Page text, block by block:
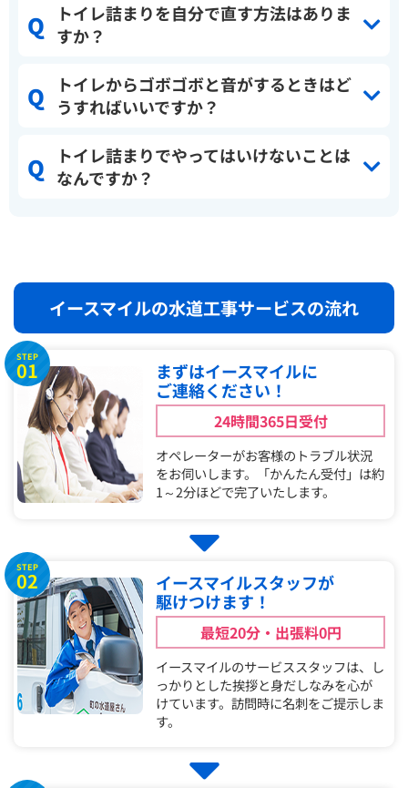
トイレ詰まりを自分で直す方法はありま
すか？
トイレからゴボゴボと音がするときはど
うすればいいですか？
トイレ詰まりでやってはいけないことは
なんですか？
イースマイルの水道工事サービスの流れ
STEP
01
まずはイースマイルに
ご連絡ください！
24時間365日受付
オペレーターがお客様のトラブル状況
をお伺いします。「かんたん受付」は約
1～2分ほどで完了いたします。
STEP
02
イースマイルスタッフが
駆けつけます！
最短20分・出張料0円
イースマイルのサービススタッフは、し
っかりとした挨拶と身だしなみを心が
けています。訪問時に名刺をご提示しま
す。